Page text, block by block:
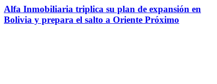
Alfa Inmobiliaria triplica su plan de expansión en
Bolivia y prepara el salto a Oriente Próximo